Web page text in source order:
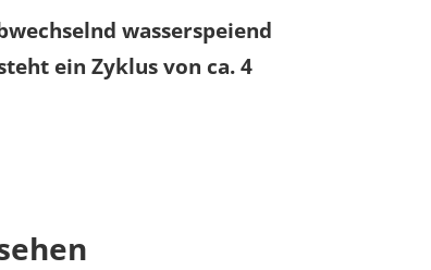
wasserspeiend
ein Zyklus von ca. 4